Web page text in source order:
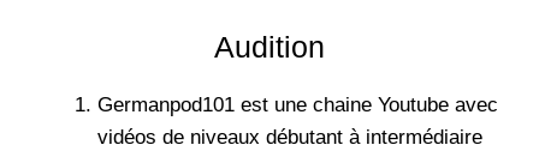
Audition
Germanpod101 est une chaine Youtube avec
vidéos de niveaux débutant à intermédiaire